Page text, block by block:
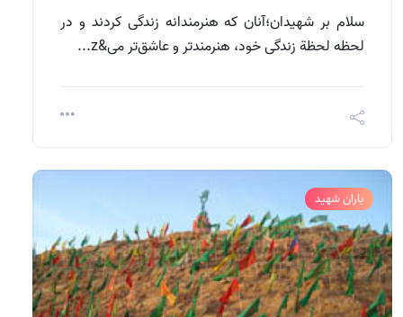
سلام بر شهیدان؛آنان که هنرمندانه زندگی کردند و در
لحظه لحظة زندگی خود، هنرمندتر و عاشق‌تر می&z...
یاران شهید